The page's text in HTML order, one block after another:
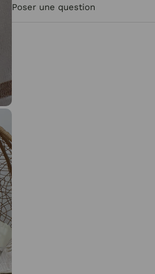
Poser une question